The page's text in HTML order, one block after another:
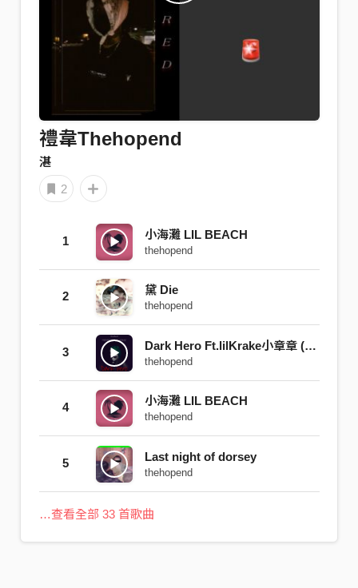
禮韋Thehopend
湛
2
1 小海灘 LIL BEACH
thehopend
2 黛 Die
thehopend
3 Dark Hero Ft.lilKrake小章章 (Prod.YunZ)
thehopend
4 小海灘 LIL BEACH
thehopend
5 Last night of dorsey
thehopend
…查看全部 33 首歌曲